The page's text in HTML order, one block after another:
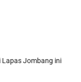
Lapas Jombang ini